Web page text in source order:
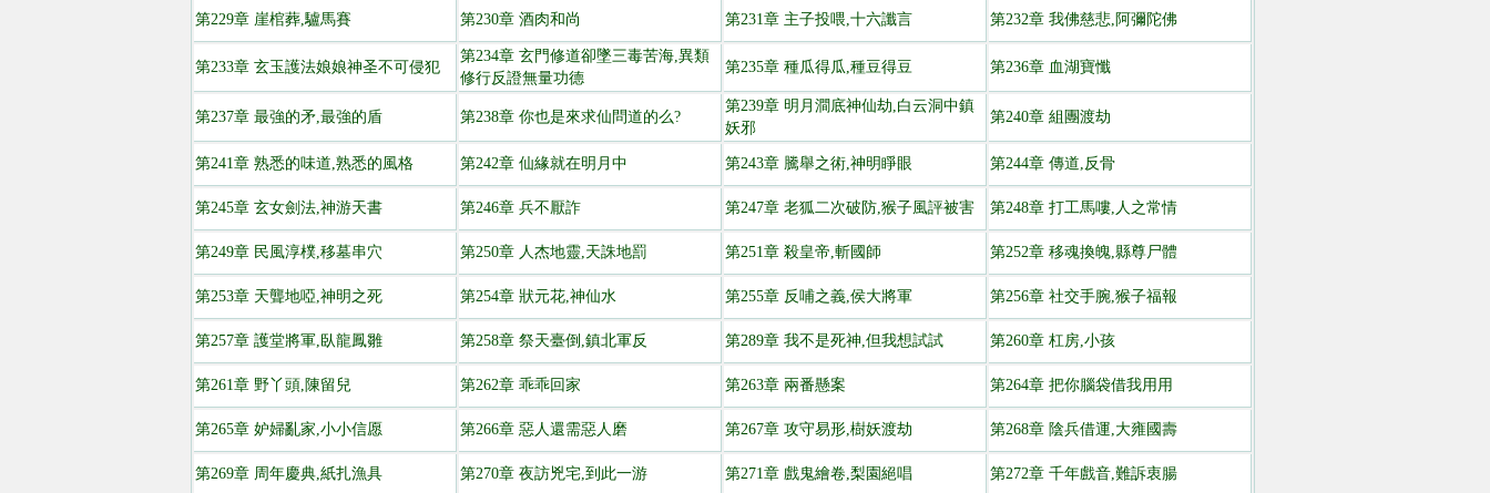
第229章 崖棺葬,驢馬賽 第230章 酒肉和尚 第231章 主子投喂,十六讖言 第232章 我佛慈悲,阿彌陀佛
第233章 玄玉護法娘娘神圣不可侵犯
第234章 玄門修道卻墜三毒苦海,異類
修行反證無量功德
第235章 種瓜得瓜,種豆得豆 第236章 血湖寶懺
第237章 最強的矛,最強的盾 第238章 你也是來求仙問道的么?
第239章 明月澗底神仙劫,白云洞中鎮
妖邪
第240章 組團渡劫
第241章 熟悉的味道,熟悉的風格 第242章 仙緣就在明月中 第243章 騰舉之術,神明睜眼 第244章 傳道,反骨
第245章 玄女劍法,神游天書 第246章 兵不厭詐 第247章 老狐二次破防,猴子風評被害 第248章 打工馬嘍,人之常情
第249章 民風淳樸,移墓串穴 第250章 人杰地靈,天誅地罰 第251章 殺皇帝,斬國師 第252章 移魂換魄,縣尊尸體
第253章 天聾地啞,神明之死 第254章 狀元花,神仙水 第255章 反哺之義,侯大將軍 第256章 社交手腕,猴子福報
第257章 護堂將軍,臥龍鳳雛 第258章 祭天臺倒,鎮北軍反 第289章 我不是死神,但我想試試 第260章 杠房,小孩
第261章 野丫頭,陳留兒 第262章 乖乖回家 第263章 兩番懸案 第264章 把你腦袋借我用用
第265章 妒婦亂家,小小信愿 第266章 惡人還需惡人磨 第267章 攻守易形,樹妖渡劫 第268章 陰兵借運,大雍國壽
第269章 周年慶典,紙扎漁具 第270章 夜訪兇宅,到此一游 第271章 戲鬼繪卷,梨園絕唱 第272章 千年戲音,難訴衷腸